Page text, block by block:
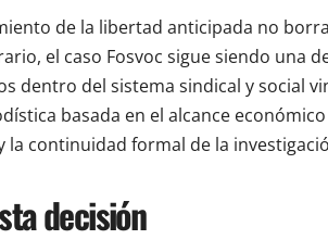
de la libertad anticipada no
el caso Fosvoc sigue siendo una
dentro del sistema sindical y social
basada en el alcance
la continuidad formal de la
decisión